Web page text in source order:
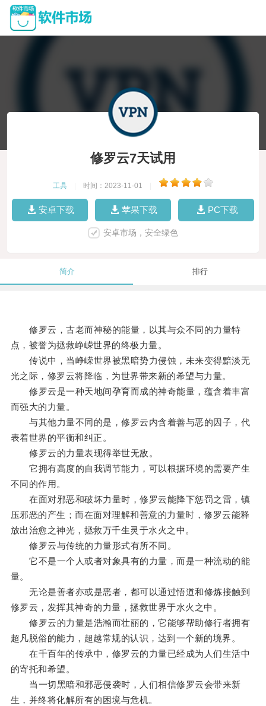
修罗云7天试用
工具 时间：2023-11-01
安卓下载 苹果下载 PC下载
安卓市场，安全绿色
简介 排行
修罗云，古老而神秘的能量，以其与众不同的力量特
点，被誉为拯救峥嵘世界的终极力量。
传说中，当峥嵘世界被黑暗势力侵蚀，未来变得黯淡无
光之际，修罗云将降临，为世界带来新的希望与力量。
修罗云是一种天地间孕育而成的神奇能量，蕴含着丰富
而强大的力量。
与其他力量不同的是，修罗云内含着善与恶的因子，代
表着世界的平衡和纠正。
修罗云的力量表现得举世无敌。
它拥有高度的自我调节能力，可以根据环境的需要产生
不同的作用。
在面对邪恶和破坏力量时，修罗云能降下惩罚之雷，镇
压邪恶的产生；而在面对理解和善意的力量时，修罗云能释
放出治愈之神光，拯救万千生灵于水火之中。
修罗云与传统的力量形式有所不同。
它不是一个人或者对象具有的力量，而是一种流动的能
量。
无论是善者亦或是恶者，都可以通过悟道和修炼接触到
修罗云，发挥其神奇的力量，拯救世界于水火之中。
修罗云的力量是浩瀚而壮丽的，它能够帮助修行者拥有
超凡脱俗的能力，超越常规的认识，达到一个新的境界。
在千百年的传承中，修罗云的力量已经成为人们生活中
的寄托和希望。
当一切黑暗和邪恶侵袭时，人们相信修罗云会带来新
生，并终将化解所有的困境与危机。